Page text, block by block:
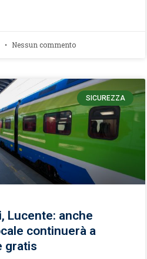
Nessun commento
SICUREZZA
Lucente: anche
continuerà a
gratis